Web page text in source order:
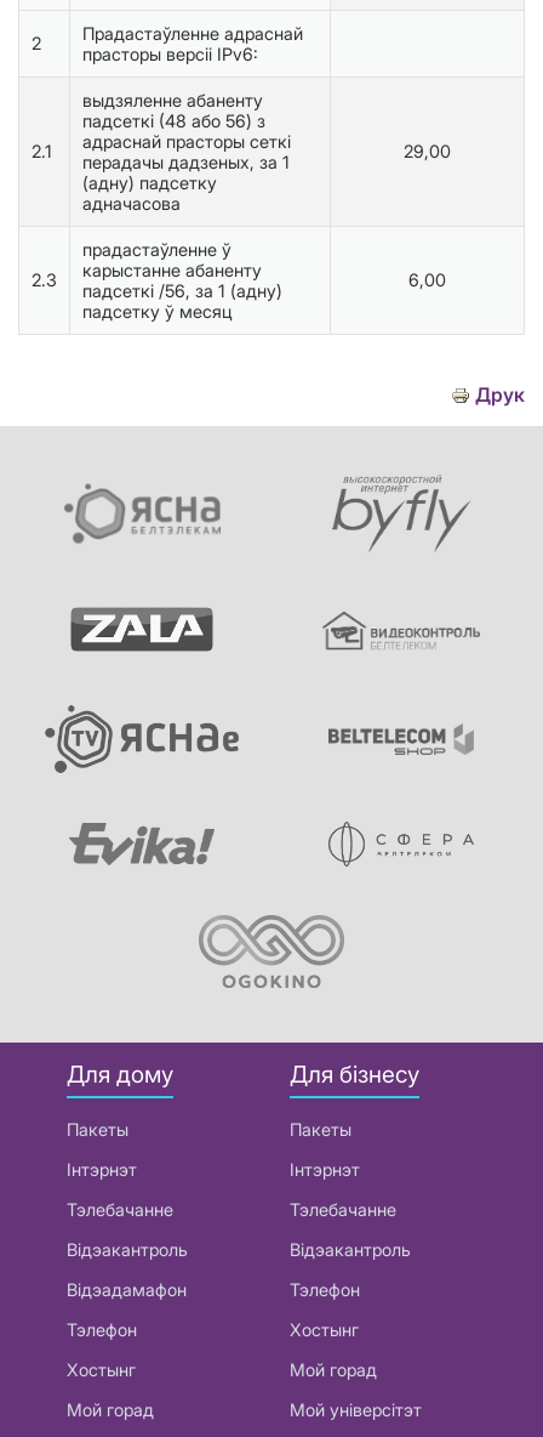
2
Прадастаўленне адраснай
прасторы версіі IPv6:
2.1
выдзяленне абаненту
падсеткі (48 або 56) з
адраснай прасторы сеткі
перадачы дадзеных, за 1
(адну) падсетку
адначасова
29,00
2.3
прадастаўленне ў
карыстанне абаненту
падсеткі /56, за 1 (адну)
падсетку ў месяц
6,00
Друк
Для дому
Пакеты
Інтэрнэт
Тэлебачанне
Відэакантроль
Відэадамафон
Тэлефон
Хостынг
Мой горад
Для бізнесу
Пакеты
Інтэрнэт
Тэлебачанне
Відэакантроль
Тэлефон
Хостынг
Мой горад
Мой універсітэт